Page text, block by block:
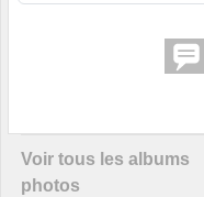
Voir tous les albums
photos